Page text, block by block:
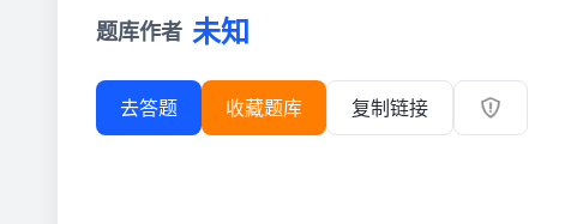
题库作者 未知
去答题 收藏题库 复制链接